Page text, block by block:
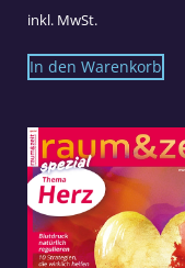
inkl. MwSt.
In den Warenkorb